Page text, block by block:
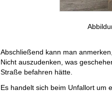
Abschließend kann man
Nicht auszudenken, was
Straße befahren hätte.
Es handelt sich beim Unfallort um